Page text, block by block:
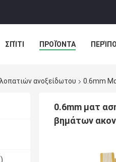
ΣΠΊΤΙ ΠΡΟΪΌΝΤΑ
ανοξείδωτου 0.6mm
0.6mm ματ
βημάτων